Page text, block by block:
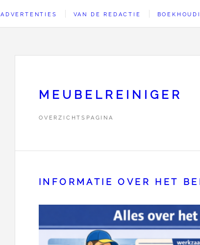
ADVERTENTIES VAN DE REDACTIE
MEUBELREINIGER
OVERZICHTSPAGINA
INFORMATIE OVER HET